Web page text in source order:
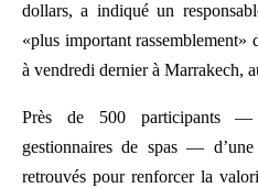
dollars, a indiqué un
«plus important rassemblement»
à vendredi dernier à Marrakech,
Près de 500 participants —
gestionnaires de spas —
retrouvés pour renforcer la